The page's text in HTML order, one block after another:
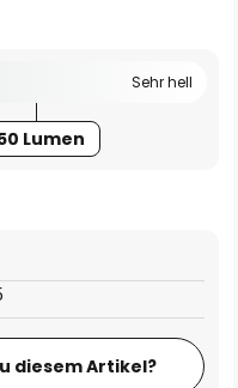
Sehr hell
Lumen
diesem Artikel?